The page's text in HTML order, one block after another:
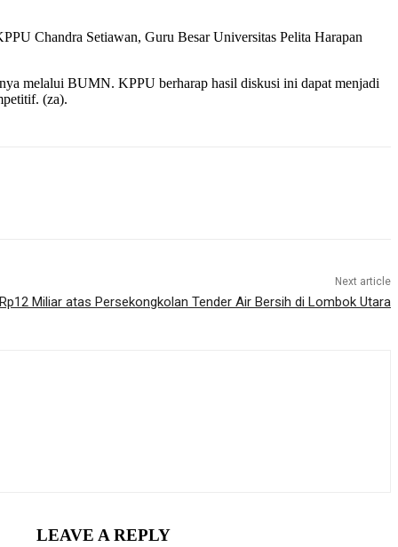
Chandra Setiawan, Guru Besar Universitas Pelita Harapan
melalui BUMN. KPPU berharap hasil diskusi ini dapat menjadi
(za).
Next article
Miliar atas Persekongkolan Tender Air Bersih di Lombok Utara
LEAVE A REPLY